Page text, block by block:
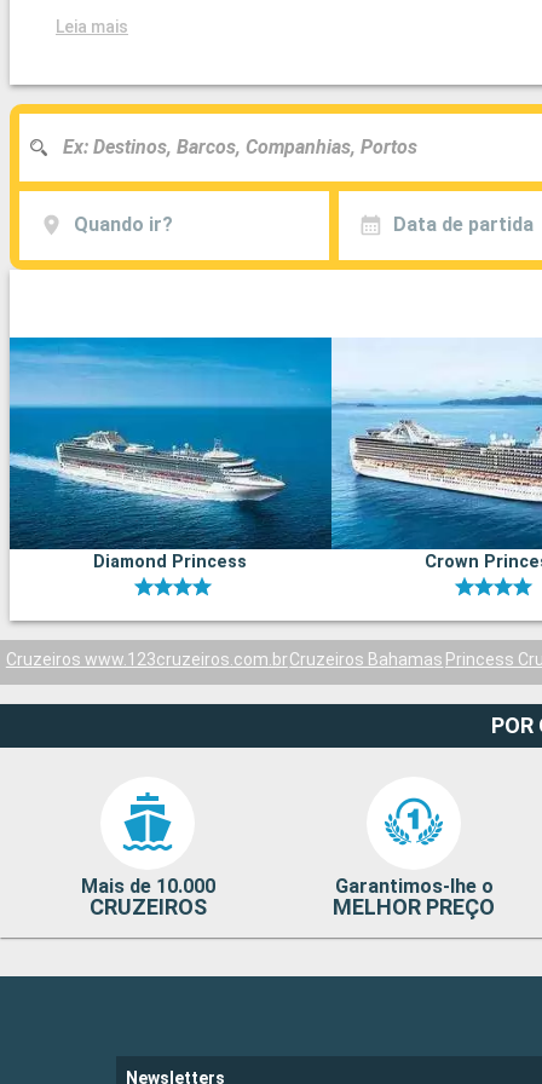
Leia mais
Quando ir? Data de partida
Diamond Princess Crown
Cruzeiros www.123cruzeiros.com.brCruzeiros Bahamas Princess
POR
Mais de 10.000
CRUZEIROS
Garantimos-lhe o
MELHOR PREÇO
Newsletters